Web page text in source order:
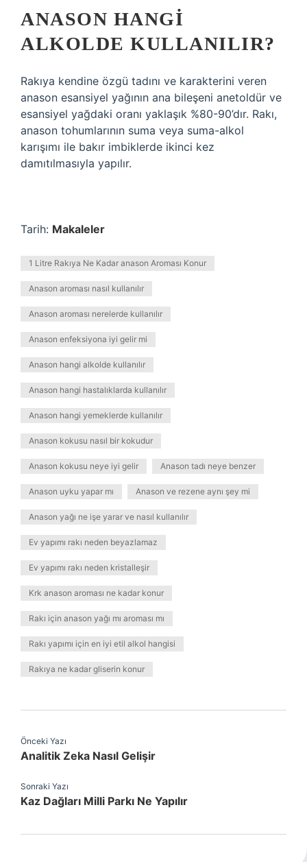
ANASON HANGI
ALKOLDE KULLANILIR?
Rakıya kendine özgü tadını ve karakterini veren
anason esansiyel yağının ana bileşeni anetoldür ve
esansiyel yağdaki oranı yaklaşık %80-90’dır. Rakı,
anason tohumlarının suma veya suma-alkol
karışımı ile bakır imbiklerde ikinci kez
damıtılmasıyla yapılır.
Tarih: Makaleler
1 Litre Rakıya Ne Kadar anason Aroması Konur
Anason aroması nasıl kullanılır
Anason aroması nerelerde kullanılır
Anason enfeksiyona iyi gelir mi
Anason hangi alkolde kullanılır
Anason hangi hastalıklarda kullanılır
Anason hangi yemeklerde kullanılır
Anason kokusu nasıl bir kokudur
Anason kokusu neye iyi gelir Anason tadı neye benzer
Anason uyku yapar mı Anason ve rezene aynı şey mi
Anason yağı ne işe yarar ve nasıl kullanılır
Ev yapımı rakı neden beyazlamaz
Ev yapımı rakı neden kristalleşir
Krk anason aroması ne kadar konur
Rakı için anason yağı mı aroması mı
Rakı yapımı için en iyi etil alkol hangisi
Rakıya ne kadar gliserin konur
Önceki Yazı
Analitik Zeka Nasıl Gelişir
Sonraki Yazı
Kaz Dağları Milli Parkı Ne Yapılır